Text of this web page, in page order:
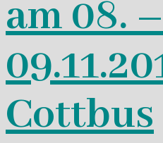
am 08. –
Cottbus